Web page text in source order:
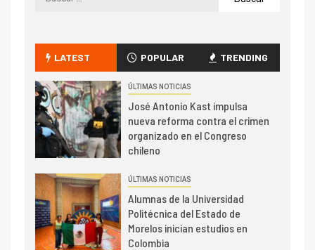
LATEST POPULAR TRENDING
ÚLTIMAS NOTICIAS
José Antonio Kast impulsa
nueva reforma contra el crimen
organizado en el Congreso
chileno
ÚLTIMAS NOTICIAS
Alumnas de la Universidad
Politécnica del Estado de
Morelos inician estudios en
Colombia